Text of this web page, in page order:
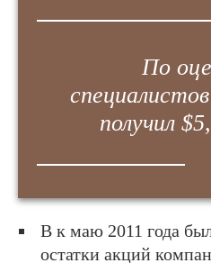
По
получил
В к маю 2011 года
остатки акций